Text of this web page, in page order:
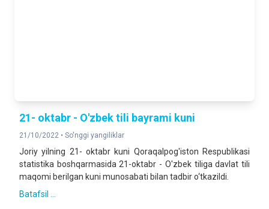
21- oktabr - O'zbek tili bayrami kuni
21/10/2022 • So'nggi yangiliklar
Joriy yilning 21- oktabr kuni Qoraqalpog'iston Respublikasi
statistika boshqarmasida 21-oktabr - O'zbek tiliga davlat tili
maqomi berilgan kuni munosabati bilan tadbir o‘tkazildi.
Batafsil ...